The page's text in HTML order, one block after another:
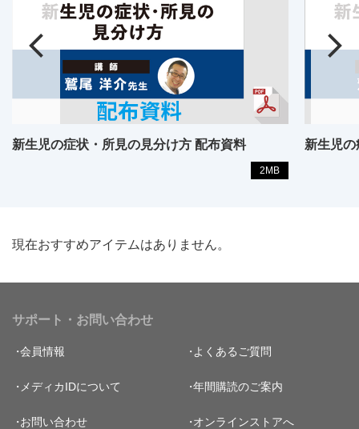
新生児の症状・所見の見分け方 配布資料
2MB
新生児
現在おすすめアイテムはありません。
サポート・お問い合わせ
会員情報 よくあるご質問
メディカIDについて 年間購読のご案内
お問い合わせ オンラインストアへ